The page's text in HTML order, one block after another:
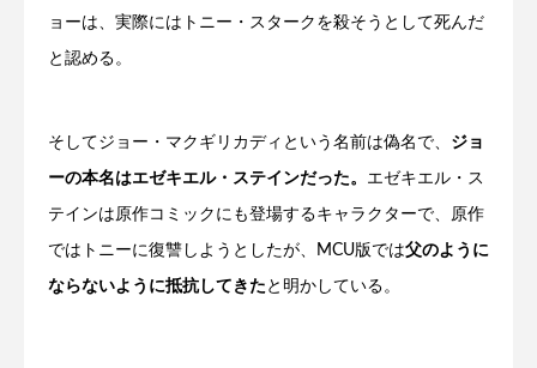
ョーは、実際にはトニー・スタークを殺そうとして死んだ
と認める。
そしてジョー・マクギリカディという名前は偽名で、 ジョ
ーの本名はエゼキエル・ステインだった。 エゼキエル・ス
テインは原作コミックにも登場するキャラクターで、原作
ではトニーに復讐しようとしたが、MCU版では父のように
ならないように抵抗してきた と明かしている。